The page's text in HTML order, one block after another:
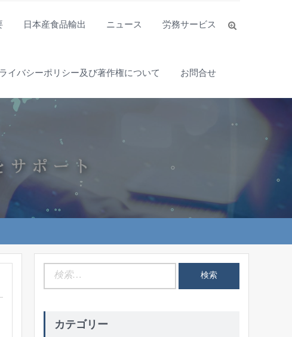
日本産食品輸出 ニュース 労務サービス
イバシーポリシー及び著作権について お問合せ
カテゴリー